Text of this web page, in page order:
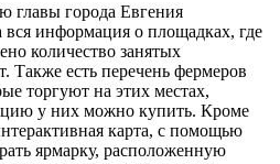
главы города Евгения
информация о площадках, где
количество занятых
Также есть перечень фермеров
торгуют на этих местах,
у них можно купить. Кроме
карта, с помощью
ярмарку, расположенную